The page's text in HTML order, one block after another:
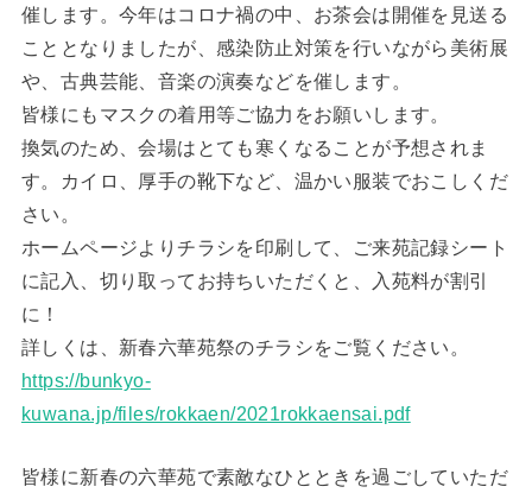
催します。今年はコロナ禍の中、お茶会は開催を見送る
こととなりましたが、感染防止対策を行いながら美術展
や、古典芸能、音楽の演奏などを催します。
皆様にもマスクの着用等ご協力をお願いします。
換気のため、会場はとても寒くなることが予想されま
す。カイロ、厚手の靴下など、温かい服装でおこしくだ
さい。
ホームページよりチラシを印刷して、ご来苑記録シート
に記入、切り取ってお持ちいただくと、入苑料が割引
に！
詳しくは、新春六華苑祭のチラシをご覧ください。
https://bunkyo-
kuwana.jp/files/rokkaen/2021rokkaensai.pdf
皆様に新春の六華苑で素敵なひとときを過ごしていただ